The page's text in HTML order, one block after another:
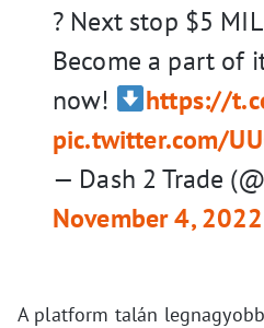
? Next stop $5
Become a part of
now!
https://
pic.twitter.com/
— Dash 2 Trade
November 4, 2022
A platform talán